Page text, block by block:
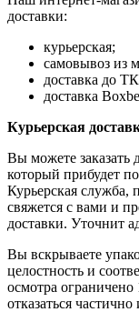
доставки:
курьерская;
самовывоз из
доставка до
доставка
Курьерская
Вы можете заказать
который прибудет
Курьерская служба,
свяжется с вами и
доставки. Уточнит
Вы вскрываете
целостность и
осмотра
отказаться